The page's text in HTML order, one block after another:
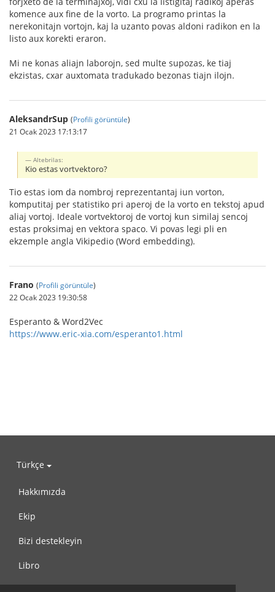
komence aux fine de la vorto. La programo printas la
nerekonitajn vortojn, kaj la uzanto povas aldoni radikon en la
listo aux korekti eraron.
Mi ne konas aliajn laborojn, sed multe supozas, ke tiaj
ekzistas, cxar auxtomata tradukado bezonas tiajn ilojn.
AleksandrSup (Profili görüntüle)
21 Ocak 2023 17:13:17
Altebrilas:
Kio estas vortvektoro?
Tio estas iom da nombroj reprezentantaj iun vorton,
komputitaj per statistiko pri aperoj de la vorto en tekstoj apud
aliaj vortoj. Ideale vortvektoroj de vortoj kun similaj sencoj
estas proksimaj en vektora spaco. Vi povas legi pli en
ekzemple angla Vikipedio (Word embedding).
Frano (Profili görüntüle)
22 Ocak 2023 19:30:58
Esperanto & Word2Vec
https://www.eric-xia.com/esperanto1.html
Türkçe
Hakkımızda
Ekip
Bizi destekleyin
Libro